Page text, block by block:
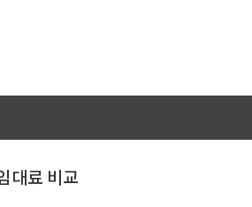
대료 비교